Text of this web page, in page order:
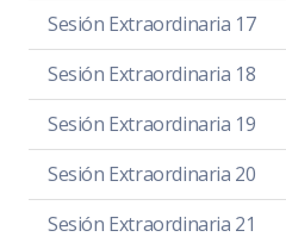
Sesión Extraordinaria 17
Sesión Extraordinaria 18
Sesión Extraordinaria 19
Sesión Extraordinaria 20
Sesión Extraordinaria 21